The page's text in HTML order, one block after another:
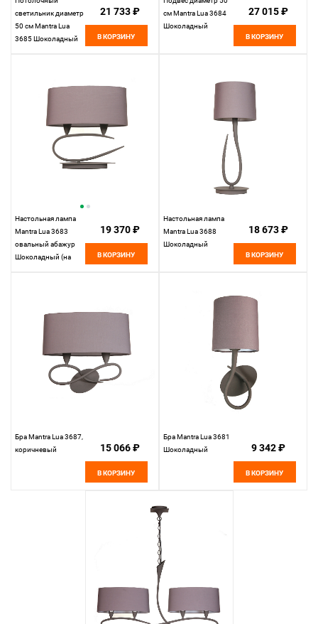
светильник диаметр
50 см Mantra Lua
3685 Шоколадный
21 733 ₽
В КОРЗИНУ
см Mantra Lua 3684
Шоколадный
27 015 ₽
В КОРЗИНУ
Настольная лампа
Mantra Lua 3683
овальный абажур
Шоколадный (на
19 370 ₽
В КОРЗИНУ
Настольная лампа
Mantra Lua 3688
Шоколадный
18 673 ₽
В КОРЗИНУ
Бра Mantra Lua 3687,
коричневый
15 066 ₽
В КОРЗИНУ
Бра Mantra Lua 3681
Шоколадный
9 342 ₽
В КОРЗИНУ